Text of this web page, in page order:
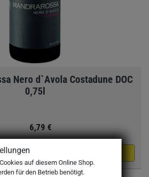
Nero d`Avola Costadune DOC
0,75l
6,79 €
auf diesem Online Shop.
für den Betrieb benötigt.